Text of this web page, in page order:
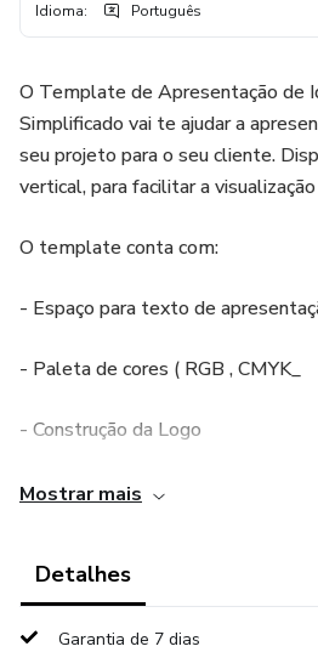
Idioma: Português
O Template de Apresentação de
Simplificado vai te ajudar a
seu projeto para o seu cliente.
vertical, para facilitar a
O template conta com:
- Espaço para texto de
- Paleta de cores ( RGB , CMYK_
- Construção da Logo
- Tipografia
- Direção de Fotografia
Mostrar mais
Detalhes
Garantia de 7 dias